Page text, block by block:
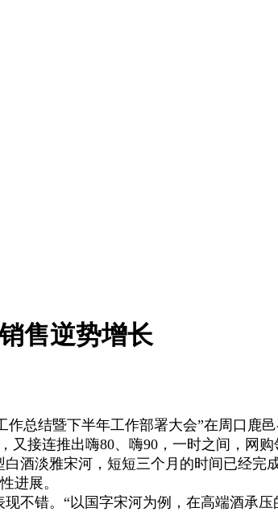
售逆势增长
作总结暨下半年工作部署大会”在周口
又接连推出嗨80、嗨90，一时之间，网
酒淡雅宋河，短短三个月的时间已经
进展。
错。“以国字宋河为例，在高端酒承